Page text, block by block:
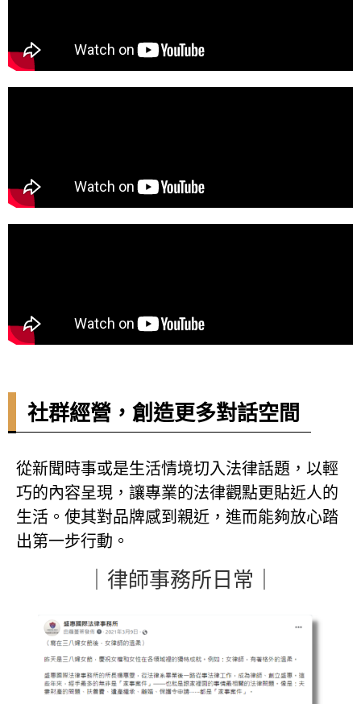
社群經營，創造更多對話空間
從新聞時事或是生活情境切入法律話題，以輕
巧的內容呈現，讓專業的法律觀點更貼近人的
生活。使其對品牌感到親近，進而能夠放心踏
出第一步行動。
｜律師事務所日常｜